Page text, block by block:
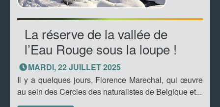
La réserve de la vallée de
l’Eau Rouge sous la loupe !
MARDI, 22 JUILLET 2025
Il y a quelques jours, Florence Marechal, qui œuvre
au sein des Cercles des naturalistes de Belgique et...